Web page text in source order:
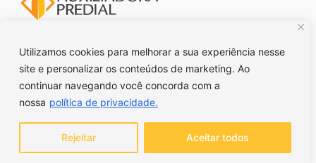
Utilizamos cookies para melhorar a sua experiência nesse
site e personalizar os conteúdos de marketing. Ao
continuar navegando você concorda com a
nossa política de privacidade.
Rejeitar Aceitar todos
Voltar para o topo
– J43 | CRECI SP – J21663 |